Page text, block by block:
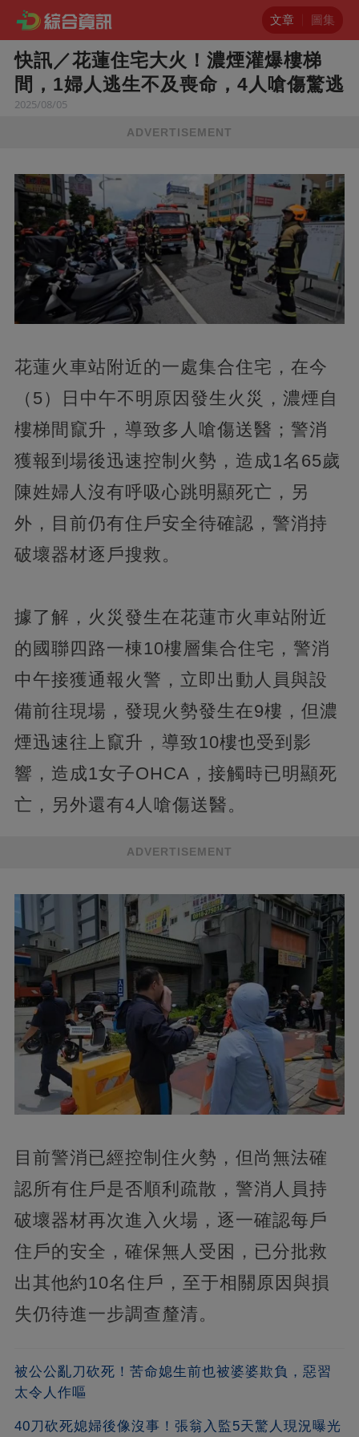
文章 圖集
快訊／花蓮住宅大火！濃煙灌爆樓梯
間，1婦人逃生不及喪命，4人嗆傷驚逃
2025/08/05
ADVERTISEMENT
花蓮火車站附近的一處集合住宅，在今
（5）日中午不明原因發生火災，濃煙自
樓梯間竄升，導致多人嗆傷送醫；警消
獲報到場後迅速控制火勢，造成1名65歲
陳姓婦人沒有呼吸心跳明顯死亡，另
外，目前仍有住戶安全待確認，警消持
破壞器材逐戶搜救。
據了解，火災發生在花蓮市火車站附近
的國聯四路一棟10樓層集合住宅，警消
中午接獲通報火警，立即出動人員與設
備前往現場，發現火勢發生在9樓，但濃
煙迅速往上竄升，導致10樓也受到影
響，造成1女子OHCA，接觸時已明顯死
亡，另外還有4人嗆傷送醫。
ADVERTISEMENT
目前警消已經控制住火勢，但尚無法確
認所有住戶是否順利疏散，警消人員持
破壞器材再次進入火場，逐一確認每戶
住戶的安全，確保無人受困，已分批救
出其他約10名住戶，至于相關原因與損
失仍待進一步調查釐清。
被公公亂刀砍死！苦命媳生前也被婆婆欺負，惡習
太令人作嘔
40刀砍死媳婦後像沒事！張翁入監5天驚人現況曝光